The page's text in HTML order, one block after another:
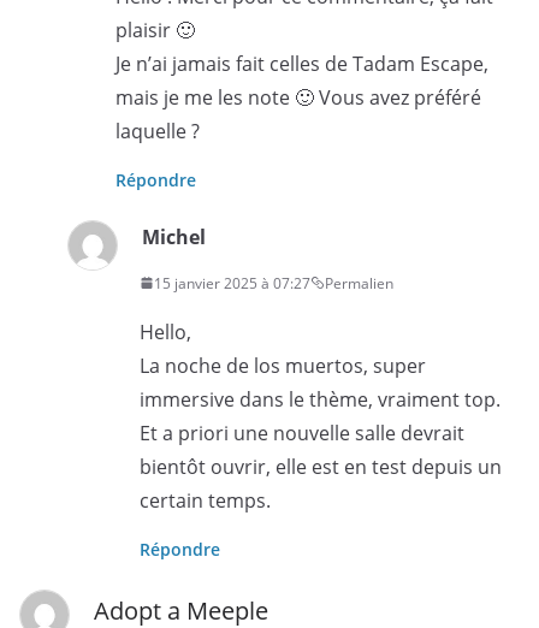
plaisir 🙂
Je n’ai jamais fait celles de Tadam Escape,
mais je me les note 🙂 Vous avez préféré
laquelle ?
Répondre
Michel
15 janvier 2025 à 07:27 Permalien
Hello,
La noche de los muertos, super
immersive dans le thème, vraiment top.
Et a priori une nouvelle salle devrait
bientôt ouvrir, elle est en test depuis un
certain temps.
Répondre
Adopt a Meeple